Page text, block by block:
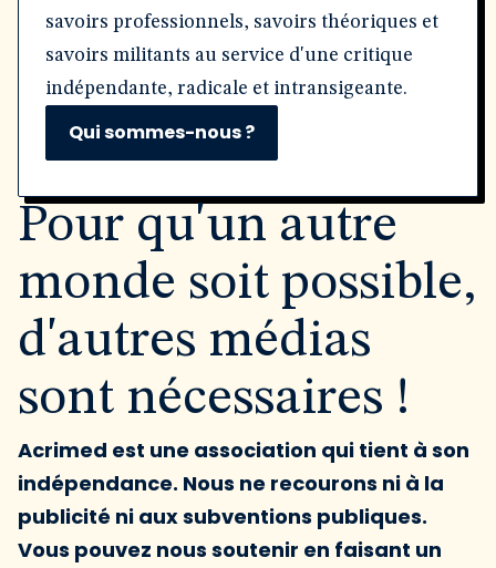
savoirs professionnels, savoirs théoriques et
savoirs militants au service d'une critique
indépendante, radicale et intransigeante.
Qui sommes-nous ?
Pour qu'un autre
monde soit possible,
d'autres médias
sont nécessaires !
Acrimed est une association qui tient à son
indépendance. Nous ne recourons ni à la
publicité ni aux subventions publiques.
Vous pouvez nous soutenir en faisant un